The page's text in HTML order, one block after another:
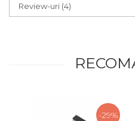
Review-uri (4)
-29%